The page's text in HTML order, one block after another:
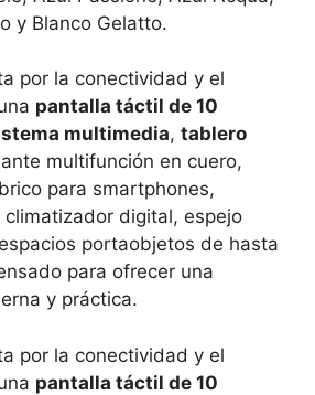
y Blanco Gelatto.
por la conectividad y el
pantalla táctil de 10
multimedia, tablero
multifunción en cuero,
para smartphones,
climatizador digital, espejo
portaobjetos de hasta
para ofrecer una
y práctica.
por la conectividad y el
pantalla táctil de 10